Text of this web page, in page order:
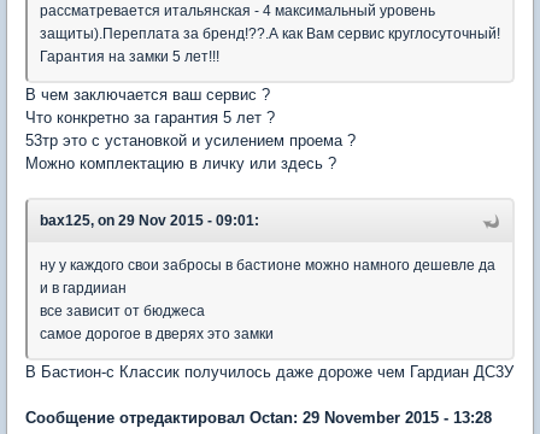
рассматревается итальянская - 4 максимальный уровень
защиты).Переплата за бренд!??.А как Вам сервис круглосуточный!
Гарантия на замки 5 лет!!!
В чем заключается ваш сервис ?
Что конкретно за гарантия 5 лет ?
53тр это с установкой и усилением проема ?
Можно комплектацию в личку или здесь ?
bax125, on 29 Nov 2015 - 09:01:
ну у каждого свои забросы в бастионе можно намного дешевле да
и в гардииан
все зависит от бюджеса
самое дорогое в дверях это замки
В Бастион-с Классик получилось даже дороже чем Гардиан ДС3У
Сообщение отредактировал Octan: 29 November 2015 - 13:28